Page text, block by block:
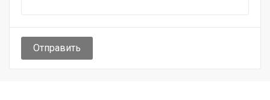
Отправить